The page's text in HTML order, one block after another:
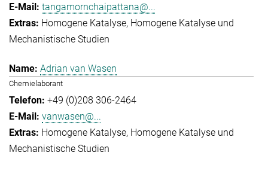
tangamornchaipattana@...
Homogene Katalyse Homogene Katalyse und
Mechanistische Studien
Adrian van Wasen
Chemielaborant
+49 (0)208 306-2464
vanwasen@...
Homogene Katalyse Homogene Katalyse und
Mechanistische Studien